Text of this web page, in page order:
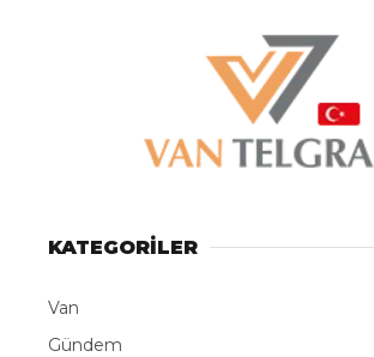
KATEGORİLER
Van
Gündem